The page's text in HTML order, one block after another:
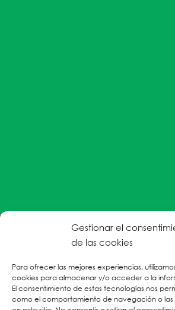
Gestionar el
de las cookies
Para ofrecer las mejores experiencias,
cookies para almacenar y/o acceder a la
El consentimiento de estas tecnologías nos
como el comportamiento de navegación o las
#EnColectiva estamos
parte del personal humanitario
refugiadas, migrantes desplazadas
victimas sobrevivientes de Violencias